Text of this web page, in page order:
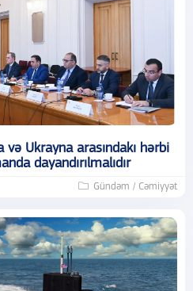
və Ukrayna arasındakı hərbi
dayandırılmalıdır
Gündəm / Cəmiyyət